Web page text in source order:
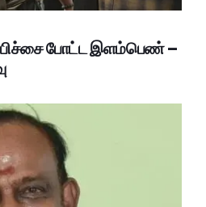
பிச்சை போட்ட இளம்பெண் –